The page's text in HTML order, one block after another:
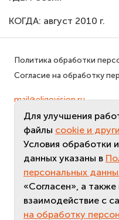
КОГДА: август 2010 г.
Политика обработки
Согласие на обработку
mail@eligovision.ru
+7 (495) 740 08 16
© ООО "ЭлигоВижн",
Для улучшения
файлы cookie и
Условия обработки
данных указаны в
персональных
«Согласен», а
взаимодействие с
на обработку